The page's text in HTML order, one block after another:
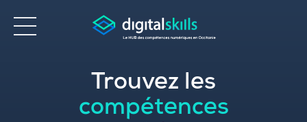
Trouvez les
compétences